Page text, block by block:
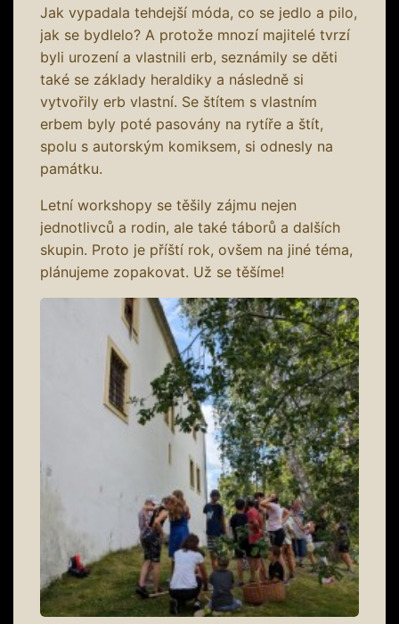
Jak vypadala tehdejší móda, co se jedlo a pilo,
jak se bydlelo? A protože mnozí majitelé tvrzí
byli urození a vlastnili erb, seznámily se děti
také se základy heraldiky a následně si
vytvořily erb vlastní. Se štítem s vlastním
erbem byly poté pasovány na rytíře a štít,
spolu s autorským komiksem, si odnesly na
památku.
Letní workshopy se těšily zájmu nejen
jednotlivců a rodin, ale také táborů a dalších
skupin. Proto je příští rok, ovšem na jiné téma,
plánujeme zopakovat. Už se těšíme!